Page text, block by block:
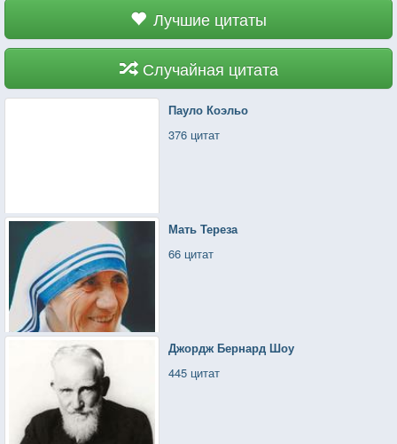
Лучшие цитаты
Случайная цитата
Пауло Коэльо
376 цитат
Мать Тереза
66 цитат
Джордж Бернард Шоу
445 цитат